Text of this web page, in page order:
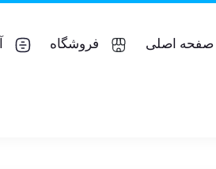
صفحه اصلی فروشگاه